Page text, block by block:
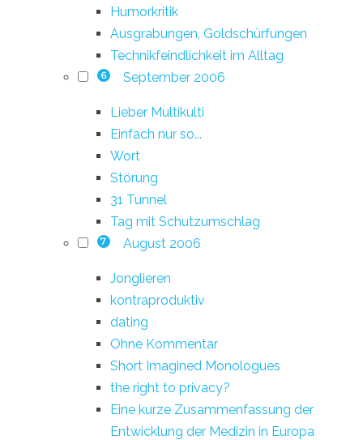
Humorkritik
Ausgrabungen, Goldschürfungen
Technikfeindlichkeit im Alltag
6 September 2006
Lieber Multikulti
Einfach nur so...
Wort
Störung
31 Tunnel
Tag mit Schutzumschlag
7 August 2006
Jonglieren
kontraproduktiv
dating
Ohne Kommentar
Short Imagined Monologues
the right to privacy?
Eine kurze Zusammenfassung der
Entwicklung der Medizin in Europa